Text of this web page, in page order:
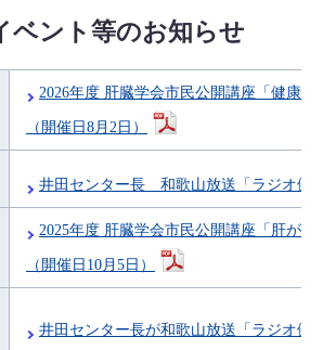
ベント等のお知らせ
2026年度 肝臓学会市民公開講座「健康
（開催日8月2日）
井田センター長 和歌山放送「ラジオ健
2025年度 肝臓学会市民公開講座「肝が
（開催日10月5日）
井田センター長が和歌山放送「ラジオ健